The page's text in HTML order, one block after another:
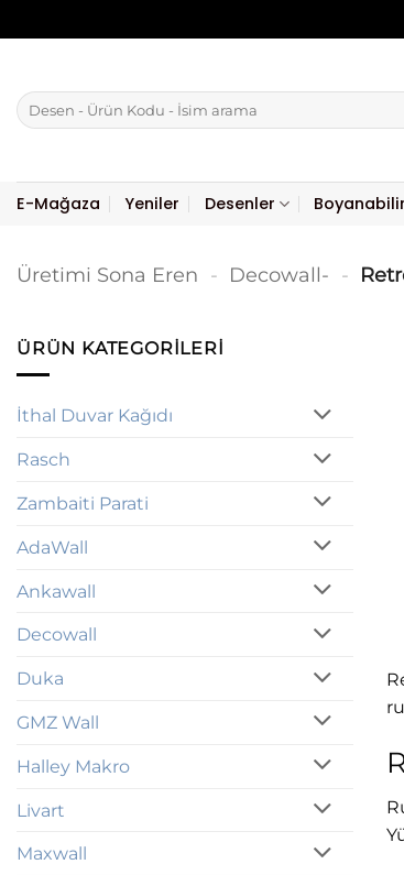
Ara:
E-Mağaza Yeniler Desenler Boyanabilir
Üretimi Sona Eren - Decowall- -
ÜRÜN KATEGORILERI
İthal Duvar Kağıdı
Rasch
Zambaiti Parati
AdaWall
Ankawall
Decowall
Duka
GMZ Wall
Halley Makro
Livart
Maxwall